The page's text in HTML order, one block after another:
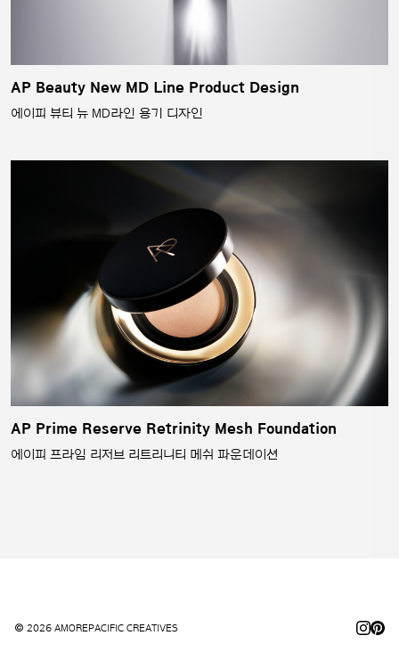
AP Beauty New MD Line Product Design
에이피 뷰티 뉴 MD라인 용기 디자인
AP Prime Reserve Retrinity Mesh Foundation
에이피 프라임 리저브 리트리니티 메쉬 파운데이션
© 2026 AMOREPACIFIC CREATIVES